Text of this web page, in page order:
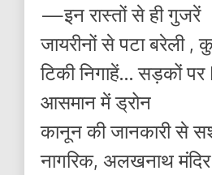
—इन रास्तों से ही गुजरें
जायरीनों से पटा बरेली ,
टिकी निगाहें… सड़कों
आसमान में ड्रोन
कानून की जानकारी से
नागरिक, अलखनाथ